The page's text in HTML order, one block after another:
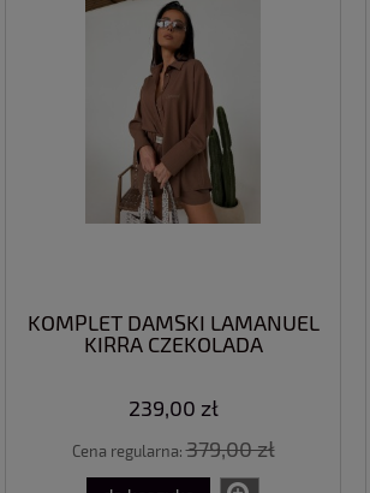
BLUZKA OLAVOGA MIRIAM ŻÓŁTA
69,00 zł
KOMPLET DAMSKI LAMANUEL
KIRRA CZEKOLADA
239,00 zł
Cena regularna:379,00 zł